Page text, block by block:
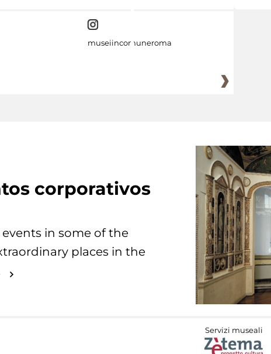
museiincomuneroma
corporativos
in some of the
places in the
Servizi museali